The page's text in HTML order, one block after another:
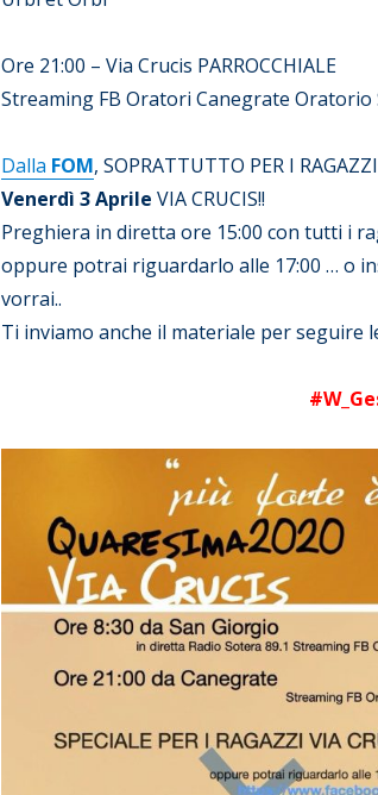
Ore 21:00 – Via Crucis PARROCCHIALE
Streaming FB Oratori Canegrate
Dalla FOM, SOPRATTUTTO PER I RAGAZZI
Venerdì 3 Aprile VIA CRUCIS!!
Preghiera in diretta ore 15:00 con tutti i
oppure potrai riguardarlo alle 17:00 … o
vorrai..
Ti inviamo anche il materiale per seguire